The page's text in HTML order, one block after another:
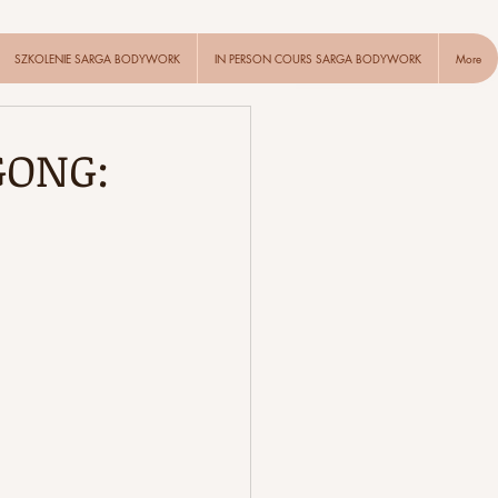
SZKOLENIE SARGA BODYWORK IN PERSON COURS SARGA BODYWORK More